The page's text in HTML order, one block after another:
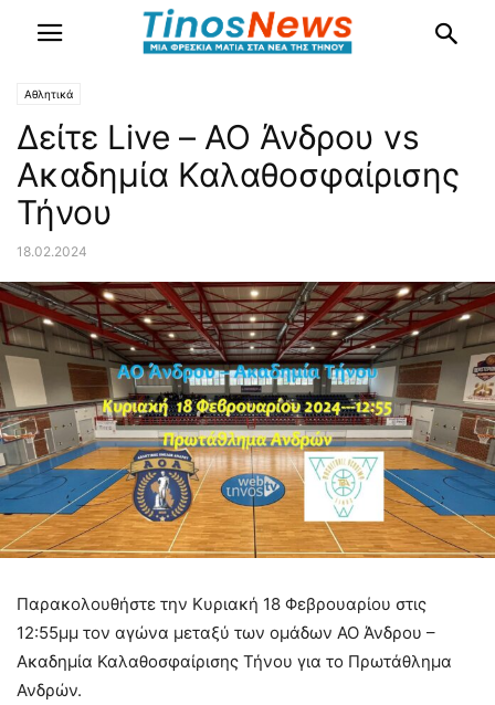
Αθλητικά
Δείτε Live – ΑΟ Άνδρου vs
Ακαδημία Καλαθοσφαίρισης
Τήνου
18.02.2024
Παρακολουθήστε την Κυριακή 18 Φεβρουαρίου στις
12:55μμ τον αγώνα μεταξύ των ομάδων ΑΟ Άνδρου –
Ακαδημία Καλαθοσφαίρισης Τήνου για το Πρωτάθλημα
Ανδρών.